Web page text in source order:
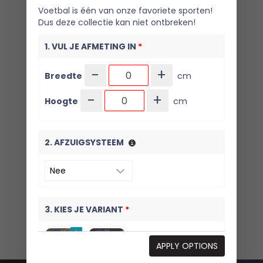
Voetbal is één van onze favoriete sporten!
Dus deze collectie kan niet ontbreken!
1. VUL JE AFMETING IN *
Breedte - + cm
Hoogte - + cm
2. AFZUIGSYSTEEM
3. KIES JE VARIANT *
APPLY OPTIONS